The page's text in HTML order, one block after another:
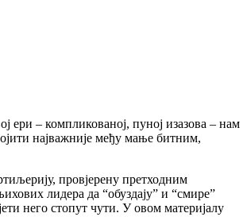
ери – компликованој, пуној изазова – нам
најважније међу мање битним,
провјерену претходним
лидера да “обуздају” и “смире”
него стопут чути. У овом материјалу